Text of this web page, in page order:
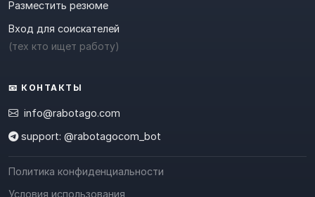
Разместить резюме
Вход для соискателей
(тех кто ищет работу)
📧 КОНТАКТЫ
info@rabotago.com
support: @rabotagocom_bot
Политика конфиденциальности
Условия использования